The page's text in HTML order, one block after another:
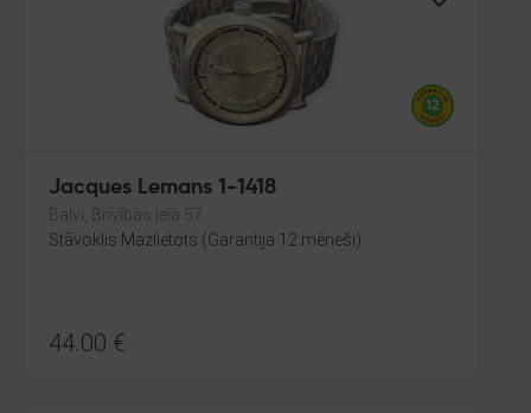
Jacques Lemans 1-1418
Balvi, Brīvības iela 57
Stāvoklis Mazlietots (Garantija 12 mēneši)
44.00 €